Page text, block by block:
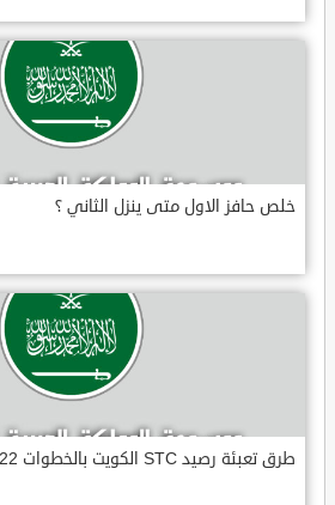
خلص حافز الاول متى ينزل الثاني ؟
طرق تعبئة رصيد STC الكويت بالخطوات 2022